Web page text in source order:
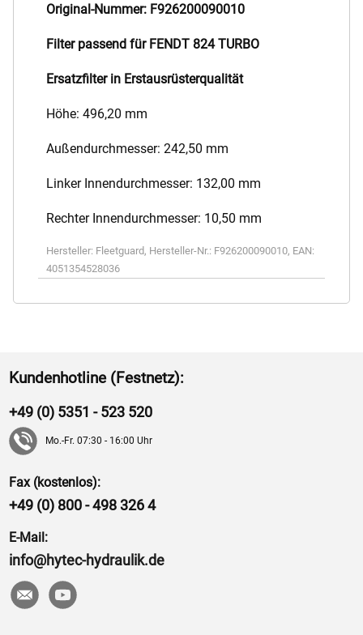
Original-Nummer: F926200090010
Filter passend für FENDT 824 TURBO
Ersatzfilter in Erstausrüsterqualität
Höhe: 496,20 mm
Außendurchmesser: 242,50 mm
Linker Innendurchmesser: 132,00 mm
Rechter Innendurchmesser: 10,50 mm
Hersteller: Fleetguard , Hersteller-Nr.: F926200090010, EAN:
4051354528036
Kundenhotline (Festnetz):
+49 (0) 5351 - 523 520
Mo.-Fr. 07:30 - 16:00 Uhr
Fax (kostenlos):
+49 (0) 800 - 498 326 4
E-Mail:
info@hytec-hydraulik.de